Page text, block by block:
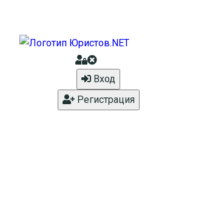
Вход
Регистрация